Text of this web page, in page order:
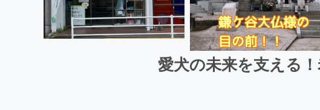
愛犬の未来を支える